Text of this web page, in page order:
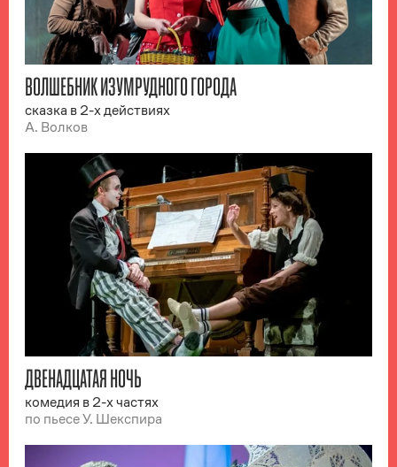
ВОЛШЕБНИК ИЗУМРУДНОГО ГОРОДА
сказка в 2-х действиях
А. Волков
ДВЕНАДЦАТАЯ НОЧЬ
комедия в 2-х частях
по пьесе У. Шекспира